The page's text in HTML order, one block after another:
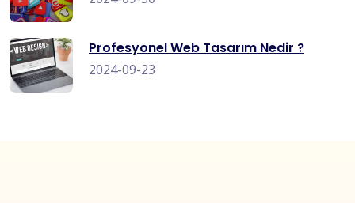
Profesyonel Web Tasarım Nedir ?
2024-09-23